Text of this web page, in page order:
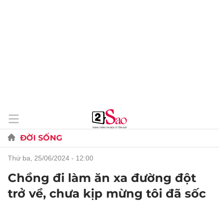
ĐỜI SỐNG
thứ ba, 25/06/2024 - 12:00
Chồng đi làm ăn xa đường đột
trở về, chưa kịp mừng tôi đã sốc